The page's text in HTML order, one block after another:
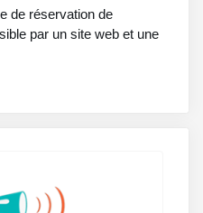
de réservation de
par un site web et une